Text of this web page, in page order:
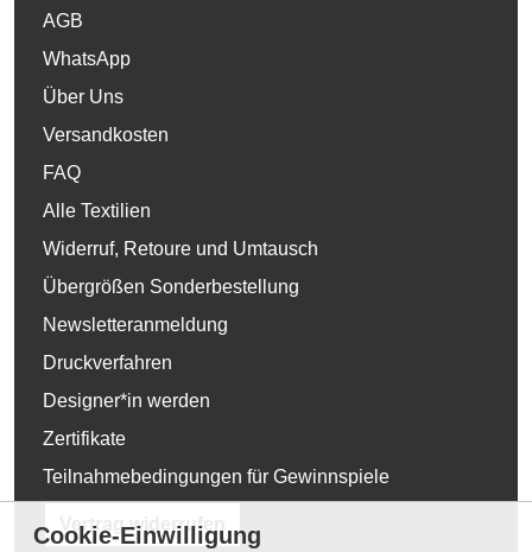
AGB
WhatsApp
Über Uns
Versandkosten
FAQ
Alle Textilien
Widerruf, Retoure und Umtausch
Übergrößen Sonderbestellung
Newsletteranmeldung
Druckverfahren
Designer*in werden
Zertifikate
Teilnahmebedingungen für Gewinnspiele
Vertrag widerrufen
Cookie-Einwilligung